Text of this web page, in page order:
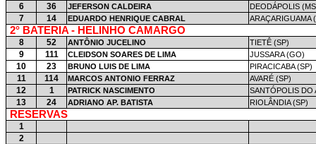
6 36 JEFERSON CALDEIRA DEODÁPOLIS
7 14 EDUARDO HENRIQUE CABRAL ARAÇARIGUAMA
2° BATERIA - HELINHO CAMARGO
8 52 ANTÔNIO JUCELINO TIETÊ (SP)
9 111 CLEIDSON SOARES DE LIMA JUSSARA (GO)
10 23 BRUNO LUIS DE LIMA PIRACICABA (SP)
11 114 MARCOS ANTONIO FERRAZ AVARÉ (SP)
12 1 PATRICK NASCIMENTO SANTÓPOLIS DO
13 24 ADRIANO AP. BATISTA RIOLÂNDIA (SP)
RESERVAS
1
2